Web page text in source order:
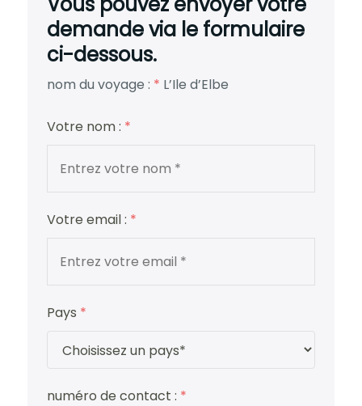
demande via le formulaire
ci-dessous.
nom du voyage : * L’Ile d’Elbe
Votre nom : *
Votre email : *
Pays *
numéro de contact : *